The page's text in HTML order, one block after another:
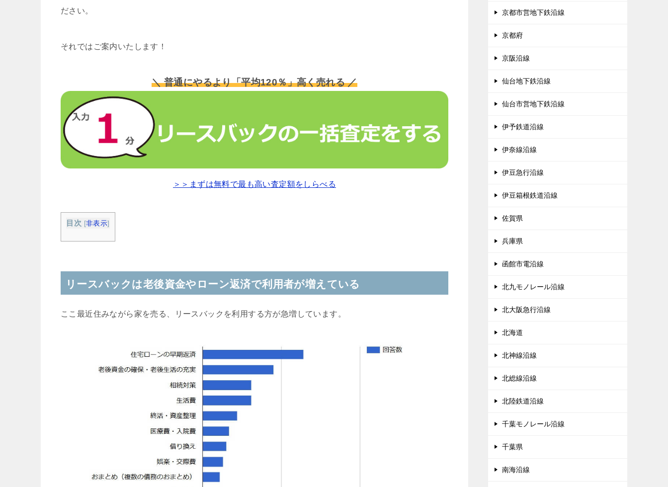
ださい。
それではご案内いたします！
＼ 普通にやるより「平均120％」高く売れる ／
＞＞まずは無料で最も高い査定額をしらべる
目次 [非表示]
リースバックは老後資金やローン返済で利用者が増えている
ここ最近住みながら家を売る、リースバックを利用する方が急増しています。
京都市営地下鉄沿線
京都府
京阪沿線
仙台地下鉄沿線
仙台市営地下鉄沿線
伊予鉄道沿線
伊奈線沿線
伊豆急行沿線
伊豆箱根鉄道沿線
佐賀県
兵庫県
函館市電沿線
北九モノレール沿線
北大阪急行沿線
北海道
北神線沿線
北総線沿線
北陸鉄道沿線
千葉モノレール沿線
千葉県
南海沿線